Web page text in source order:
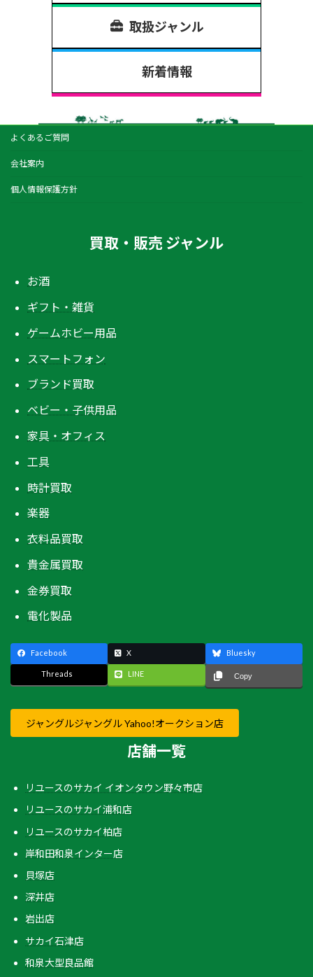
取扱ジャンル
新着情報
よくあるご質問
会社案内
個人情報保護方針
買取・販売 ジャンル
お酒
ギフト・雑貨
ゲームホビー用品
スマートフォン
ブランド買取
ベビー・子供用品
家具・オフィス
工具
時計買取
楽器
衣料品買取
貴金属買取
金券買取
電化製品
Facebook X Bluesky
Threads LINE Copy
ジャングルジャングル Yahoo!オークション店
店舗一覧
リユースのサカイ イオンタウン野々市店
リユースのサカイ浦和店
リユースのサカイ柏店
岸和田和泉インター店
貝塚店
深井店
岩出店
サカイ石津店
和泉大型良品館